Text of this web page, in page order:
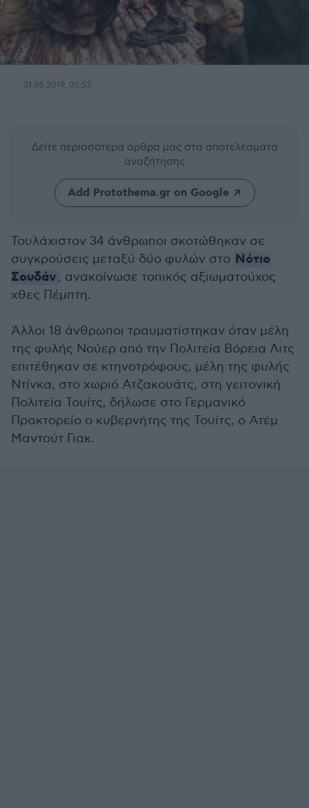
31.05.2019, 05:53
Δείτε περισσότερα άρθρα μας στα αποτελέσματα
αναζήτησης
Add Protothema.gr on Google
Τουλάχιστον 34 άνθρωποι σκοτώθηκαν σε
συγκρούσεις μεταξύ δύο φυλών στο Νότιο
Σουδάν, ανακοίνωσε τοπικός αξιωματούχος
χθες Πέμπτη.
Άλλοι 18 άνθρωποι τραυματίστηκαν όταν μέλη
της φυλής Νούερ από την Πολιτεία Βόρεια Λιτς
επιτέθηκαν σε κτηνοτρόφους, μέλη της φυλής
Ντίνκα, στο χωριό Ατζακουάτς, στη γειτονική
Πολιτεία Τουίτς, δήλωσε στο Γερμανικό
Πρακτορείο ο κυβερνήτης της Τουίτς, ο Ατέμ
Μαντούτ Γιακ.